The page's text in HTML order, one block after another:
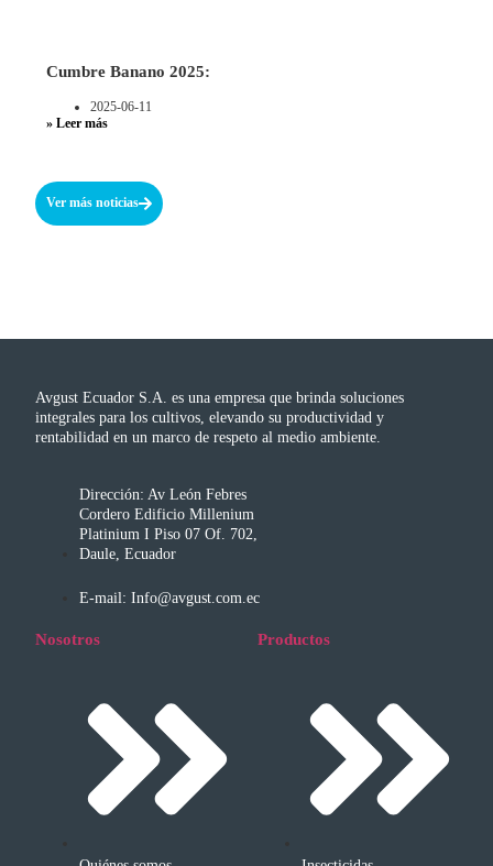
Cumbre Banano 2025:
2025-06-11
» Leer más
Ver más noticias
Avgust Ecuador S.A. es una empresa que brinda soluciones
integrales para los cultivos, elevando su productividad y
rentabilidad en un marco de respeto al medio ambiente.
Dirección: Av León Febres
Cordero Edificio Millenium
Platinium I Piso 07 Of. 702,
Daule, Ecuador
E-mail: Info@avgust.com.ec
Nosotros Productos